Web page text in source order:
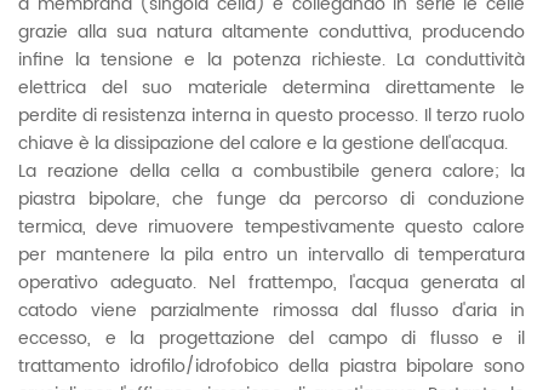
grazie alla sua natura altamente conduttiva, producendo
infine la tensione e la potenza richieste. La conduttività
elettrica del suo materiale determina direttamente le
perdite di resistenza interna in questo processo. Il terzo ruolo
chiave è la dissipazione del calore e la gestione dell'acqua.
La reazione della cella a combustibile genera calore; la
piastra bipolare, che funge da percorso di conduzione
termica, deve rimuovere tempestivamente questo calore
per mantenere la pila entro un intervallo di temperatura
operativo adeguato. Nel frattempo, l'acqua generata al
catodo viene parzialmente rimossa dal flusso d'aria in
eccesso, e la progettazione del campo di flusso e il
trattamento idrofilo/idrofobico della piastra bipolare sono